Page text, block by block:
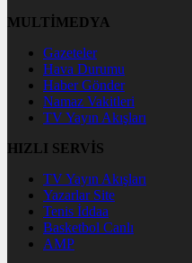
MULTİMEDYA
Gazeteler
Hava Durumu
Haber Gönder
Namaz Vakitleri
TV Yayın Akışları
HIZLI SERVİS
TV Yayın Akışları
Yazarlar Site
Tenis İddaa
Basketbol Canlı
AMP